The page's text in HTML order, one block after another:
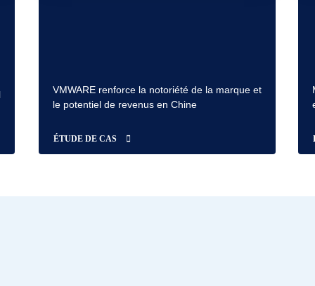
VMWARE renforce la notoriété de la marque et
le potentiel de revenus en Chine
ÉTUDE DE CAS